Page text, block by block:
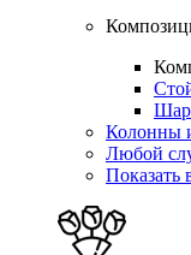
Колонны
Любой
Показать